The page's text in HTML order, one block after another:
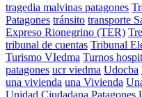
tragedia malvinas patagones
Patagones tránsito transporte
Expreso Rionegrino (TER)
tribunal de cuentas Tribunal
Turismo VIedma Turnos
patagones ucr viedma Udocba
una vivienda una Vivienda
Unidad Ciudadana Patagones